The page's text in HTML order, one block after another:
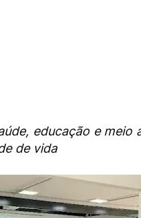
educação e meio
de vida